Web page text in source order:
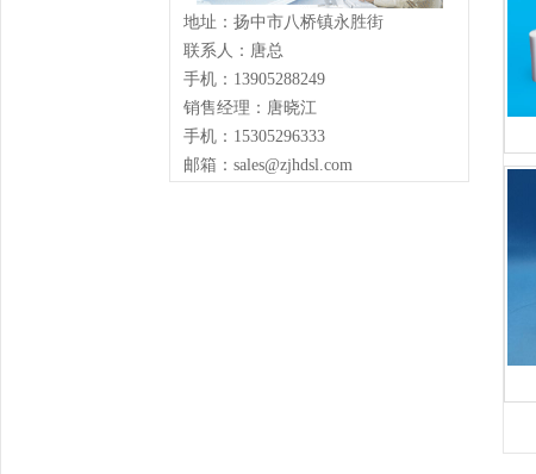
地址：扬中市八桥镇永胜街
联系人：唐总
手机：13905288249
销售经理：唐晓江
手机：15305296333
邮箱：sales@zjhdsl.com